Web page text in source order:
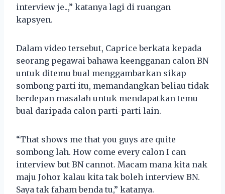
interview je..,” katanya lagi di ruangan
kapsyen.
Dalam video tersebut, Caprice berkata kepada
seorang pegawai bahawa keengganan calon BN
untuk ditemu bual menggambarkan sikap
sombong parti itu, memandangkan beliau tidak
berdepan masalah untuk mendapatkan temu
bual daripada calon parti-parti lain.
“That shows me that you guys are quite
sombong lah. How come every calon I can
interview but BN cannot. Macam mana kita nak
maju Johor kalau kita tak boleh interview BN.
Saya tak faham benda tu,” katanya.